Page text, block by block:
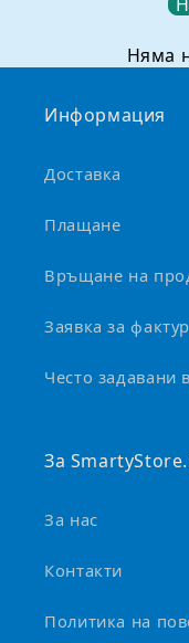
м
Няма
Информация
Доставка
Плащане
Връщане на
Заявка за
Често задавани
За
За нас
Контакти
Политика на